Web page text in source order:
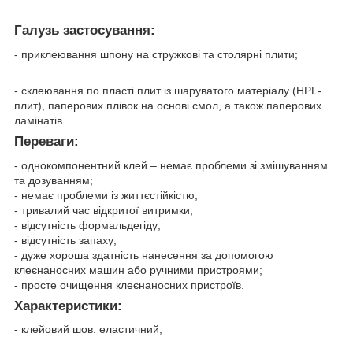
Галузь застосування:
- приклеювання шпону на стружкові та столярні плити;
- склеювання по пласті плит із шаруватого матеріалу (HPL-
плит), паперових плівок на основі смол, а також паперових
ламінатів.
Переваги:
- однокомпонентний клей – немає проблеми зі змішуванням
та дозуванням;
- немає проблеми із життєстійкістю;
- тривалий час відкритої витримки;
- відсутність формальдегіду;
- відсутність запаху;
- дуже хороша здатність нанесення за допомогою
клеєнаносних машин або ручними пристроями;
- просте очищення клеєнаносних пристроїв.
Характеристики:
- клейовий шов: еластичний;